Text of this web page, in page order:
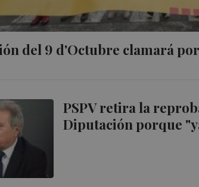
del 9 d'Octubre clamará
PSPV retira la
Diputación porque